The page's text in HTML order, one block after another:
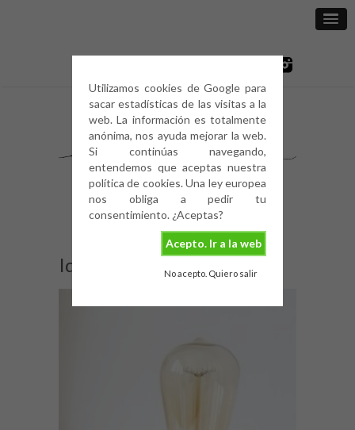
Utilizamos cookies de Google para
sacar estadísticas de las visitas a la
web. La información es totalmente
anónima, nos ayuda mejorar la web.
Si continúas navegando,
entendemos que aceptas nuestra
política de cookies. Una ley europea
nos obliga a pedir tu
consentimiento. ¿Aceptas?
Acepto. Ir a la web
No acepto. Quiero salir
Ideas en cemento